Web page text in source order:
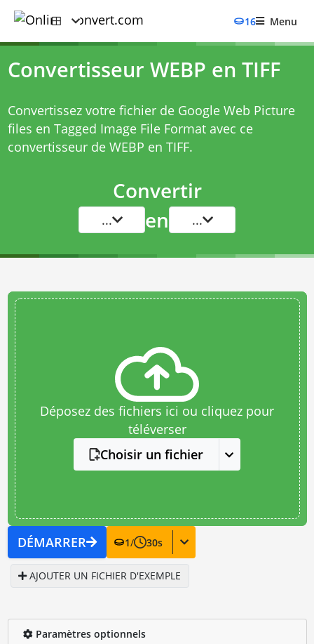
16 Menu
Convertisseur WEBP en TIFF
Convertissez votre fichier de Google Web Picture
files en Tagged Image File Format avec ce
convertisseur de WEBP en TIFF.
Convertir
... en ...
Déposez des fichiers ici ou cliquez pour
téléverser
Choisir un fichier
DÉMARRER 1/ 30s
AJOUTER UN FICHIER D'EXEMPLE
Paramètres optionnels